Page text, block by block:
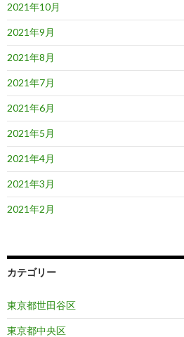
2021年10月
2021年9月
2021年8月
2021年7月
2021年6月
2021年5月
2021年4月
2021年3月
2021年2月
カテゴリー
東京都世田谷区
東京都中央区